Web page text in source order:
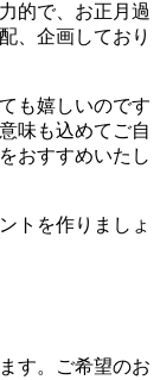
的で、お正月過
、企画しており
も嬉しいのです
味も込めてご自
おすすめいたし
トを作りましょ
す。ご希望のお